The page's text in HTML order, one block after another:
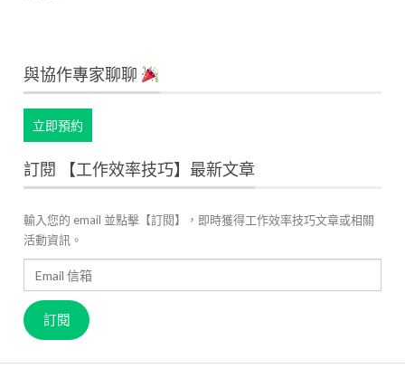
與協作專家聊聊
立即預約
訂閱 【工作效率技巧】最新文章
輸入您的 email 並點擊【訂閱】，即時獲得工作效率技巧文章或相關
活動資訊。
Email
信
箱
訂閱